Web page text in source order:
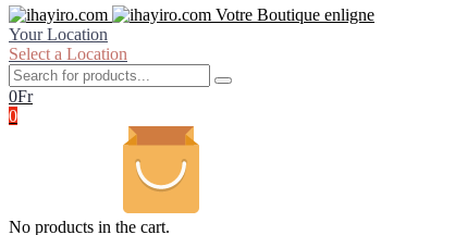
Votre Boutique enligne
Your Location
Select a Location
0Fr
0
No products in the cart.